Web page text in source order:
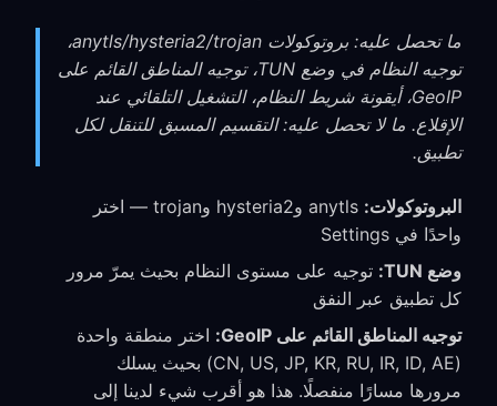
ما تحصل عليه: بروتوكولات anytls/hysteria2/trojan،
توجيه النظام في وضع TUN، توجيه المناطق القائم على
GeoIP، أيقونة شريط النظام، التشغيل التلقائي عند
الإقلاع. ما لا تحصل عليه: التقسيم المسبق للتنقل لكل
تطبيق.
البروتوكولات:
anytls وhysteria2 وtrojan — اختر
واحدًا في Settings
وضع TUN:
توجيه على مستوى النظام بحيث يمرّ مرور
كل تطبيق عبر النفق
توجيه المناطق القائم على GeoIP:
اختر منطقة واحدة
(CN, US, JP, KR, RU, IR, ID, AE) بحيث يسلك
مرورها مسارًا منفصلًا. هذا هو أقرب شيء لدينا إلى